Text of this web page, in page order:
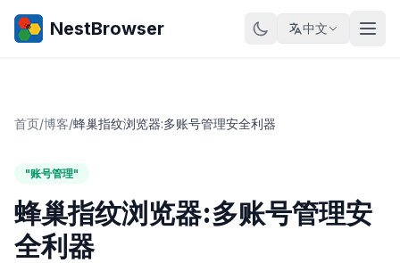
NestBrowser 中文
首页/博客/蜂巢指纹浏览器:多账号管理安全利器
"账号管理"
蜂巢指纹浏览器:多账号管理安
全利器